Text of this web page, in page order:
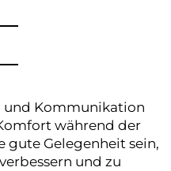
und Kommunikation
während der
gute Gelegenheit sein,
und zu